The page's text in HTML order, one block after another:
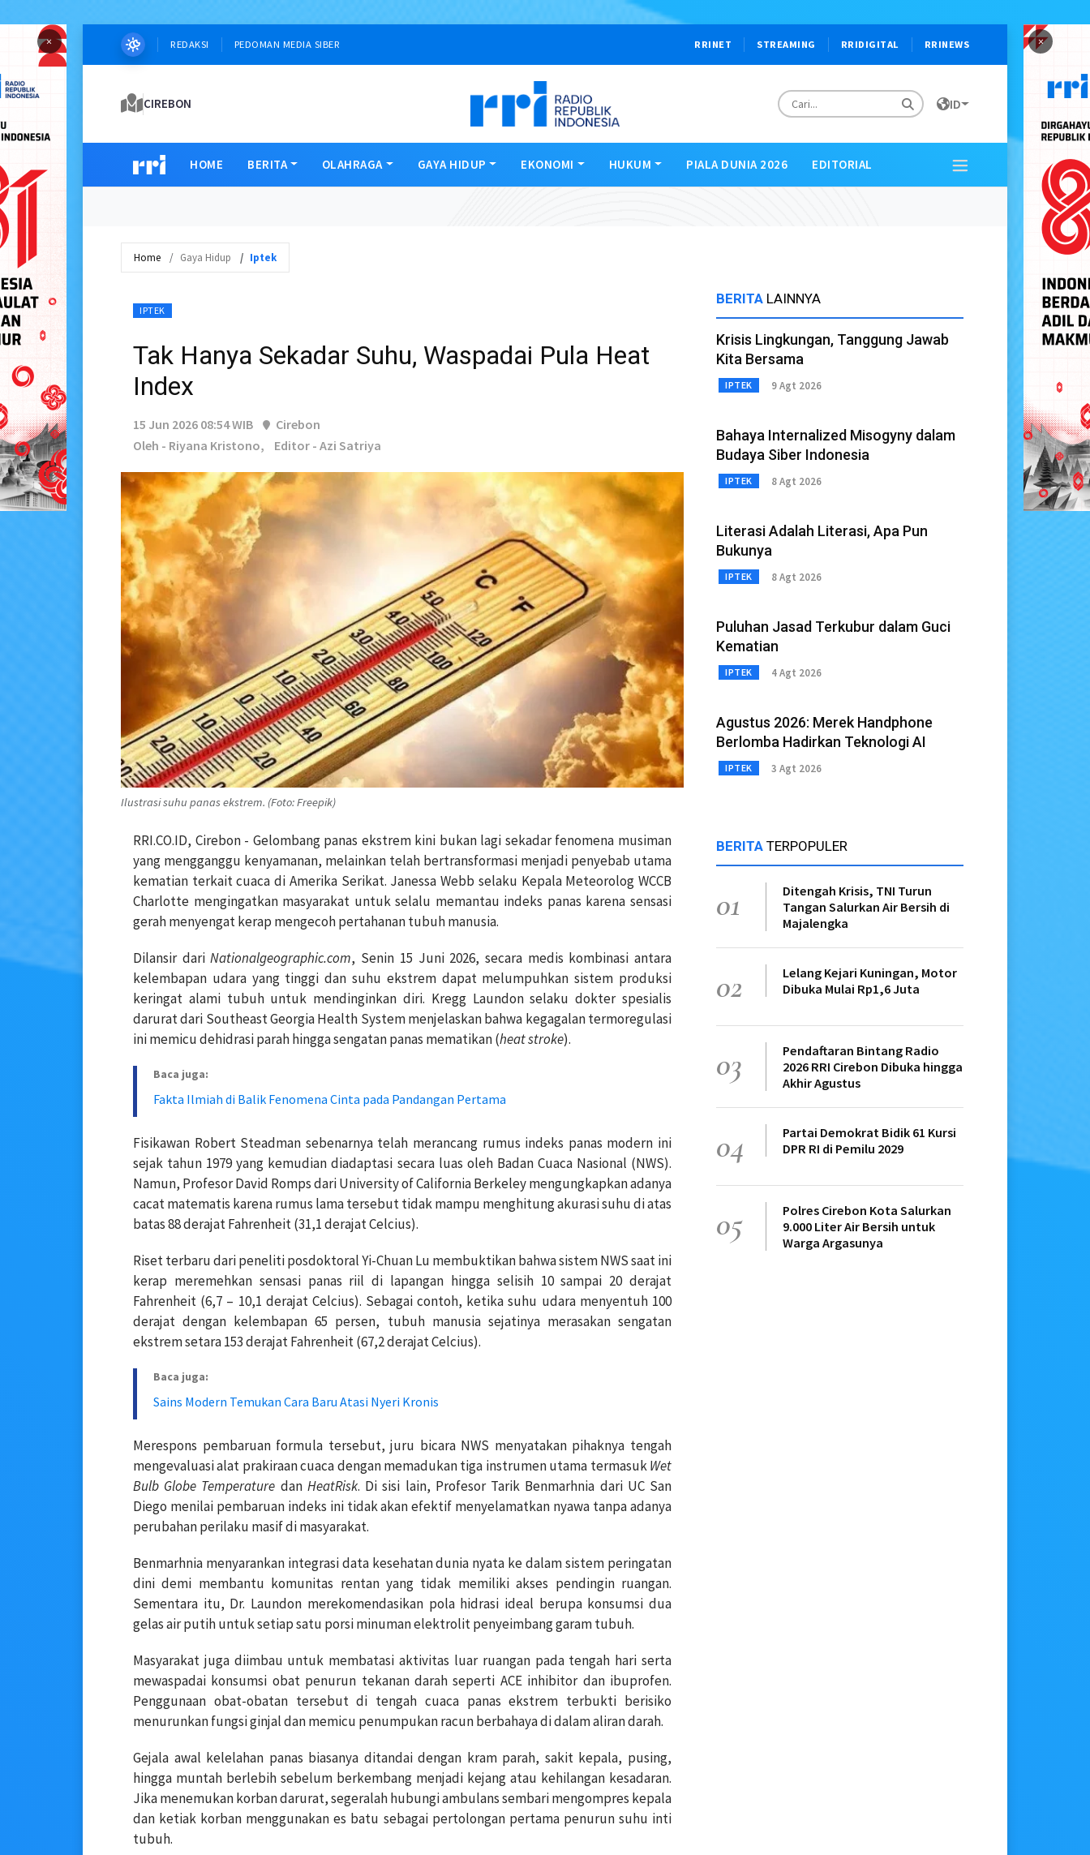
× ×
REDAKSI PEDOMAN MEDIA SIBER RRINET STREAMING RRIDIGITAL RRINEWS
CIREBON ID
HOME BERITA OLAHRAGA GAYA HIDUP EKONOMI HUKUM PIALA DUNIA 2026 EDITORIAL
Home Gaya Hidup Iptek
IPTEK
Tak Hanya Sekadar Suhu, Waspadai Pula Heat
Index
15 Jun 2026 08:54 WIB
Cirebon
Oleh - Riyana Kristono,
Editor - Azi Satriya
Ilustrasi suhu panas ekstrem. (Foto: Freepik)
RRI.CO.ID, Cirebon - Gelombang panas ekstrem kini bukan lagi sekadar fenomena musiman
yang mengganggu kenyamanan, melainkan telah bertransformasi menjadi penyebab utama
kematian terkait cuaca di Amerika Serikat. Janessa Webb selaku Kepala Meteorolog WCCB
Charlotte mengingatkan masyarakat untuk selalu memantau indeks panas karena sensasi
gerah menyengat kerap mengecoh pertahanan tubuh manusia.
Dilansir dariNationalgeographic.com, Senin 15 Juni 2026, secara medis kombinasi antara
kelembapan udara yang tinggi dan suhu ekstrem dapat melumpuhkan sistem produksi
keringat alami tubuh untuk mendinginkan diri. Kregg Laundon selaku dokter spesialis
darurat dari Southeast Georgia Health System menjelaskan bahwa kegagalan termoregulasi
ini memicu dehidrasi parah hingga sengatan panas mematikan (heat stroke).
Baca juga:
Fakta Ilmiah di Balik Fenomena Cinta pada Pandangan Pertama
Fisikawan Robert Steadman sebenarnya telah merancang rumus indeks panas modern ini
sejak tahun 1979 yang kemudian diadaptasi secara luas oleh Badan Cuaca Nasional (NWS).
Namun, Profesor David Romps dari University of California Berkeley mengungkapkan adanya
cacat matematis karena rumus lama tersebut tidak mampu menghitung akurasi suhu di atas
batas 88 derajat Fahrenheit (31,1 derajat Celcius).
Riset terbaru dari peneliti posdoktoral Yi-Chuan Lu membuktikan bahwa sistem NWS saat ini
kerap meremehkan sensasi panas riil di lapangan hingga selisih 10 sampai 20 derajat
Fahrenheit (6,7 – 10,1 derajat Celcius). Sebagai contoh, ketika suhu udara menyentuh 100
derajat dengan kelembapan 65 persen, tubuh manusia sejatinya merasakan sengatan
ekstrem setara 153 derajat Fahrenheit (67,2 derajat Celcius).
Baca juga:
Sains Modern Temukan Cara Baru Atasi Nyeri Kronis
Merespons pembaruan formula tersebut, juru bicara NWS menyatakan pihaknya tengah
mengevaluasi alat prakiraan cuaca dengan memadukan tiga instrumen utama termasukWet
Bulb Globe Temperature dan HeatRisk. Di sisi lain, Profesor Tarik Benmarhnia dari UC San
Diego menilai pembaruan indeks ini tidak akan efektif menyelamatkan nyawa tanpa adanya
perubahan perilaku masif di masyarakat.
Benmarhnia menyarankan integrasi data kesehatan dunia nyata ke dalam sistem peringatan
dini demi membantu komunitas rentan yang tidak memiliki akses pendingin ruangan.
Sementara itu, Dr. Laundon merekomendasikan pola hidrasi ideal berupa konsumsi dua
gelas air putih untuk setiap satu porsi minuman elektrolit penyeimbang garam tubuh.
Masyarakat juga diimbau untuk membatasi aktivitas luar ruangan pada tengah hari serta
mewaspadai konsumsi obat penurun tekanan darah seperti ACE inhibitor dan ibuprofen.
Penggunaan obat-obatan tersebut di tengah cuaca panas ekstrem terbukti berisiko
menurunkan fungsi ginjal dan memicu penumpukan racun berbahaya di dalam aliran darah.
Gejala awal kelelahan panas biasanya ditandai dengan kram parah, sakit kepala, pusing,
hingga muntah berlebih sebelum berkembang menjadi kejang atau kehilangan kesadaran.
Jika menemukan korban darurat, segeralah hubungi ambulans sembari mengompres kepala
dan ketiak korban menggunakan es batu sebagai pertolongan pertama penurun suhu inti
tubuh.
BERITA LAINNYA
Krisis Lingkungan, Tanggung Jawab
Kita Bersama
IPTEK 9 Agt 2026
Bahaya Internalized Misogyny dalam
Budaya Siber Indonesia
IPTEK 8 Agt 2026
Literasi Adalah Literasi, Apa Pun
Bukunya
IPTEK 8 Agt 2026
Puluhan Jasad Terkubur dalam Guci
Kematian
IPTEK 4 Agt 2026
Agustus 2026: Merek Handphone
Berlomba Hadirkan Teknologi AI
IPTEK 3 Agt 2026
BERITA TERPOPULER
01
Ditengah Krisis, TNI Turun
Tangan Salurkan Air Bersih di
Majalengka
02
Lelang Kejari Kuningan, Motor
Dibuka Mulai Rp1,6 Juta
03
Pendaftaran Bintang Radio
2026 RRI Cirebon Dibuka hingga
Akhir Agustus
04
Partai Demokrat Bidik 61 Kursi
DPR RI di Pemilu 2029
05
Polres Cirebon Kota Salurkan
9.000 Liter Air Bersih untuk
Warga Argasunya